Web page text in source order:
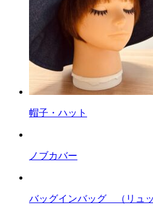
帽子・ハット
ノブカバー
バッグインバッグ （リュ